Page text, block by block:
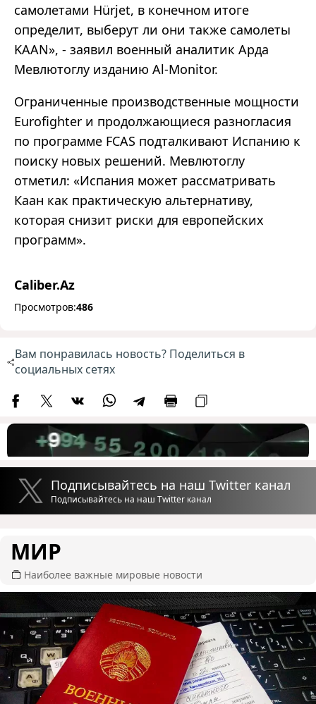
самолетами Hürjet, в конечном итоге
определит, выберут ли они также самолеты
KAAN», - заявил военный аналитик Арда
Мевлютоглу изданию Al-Monitor.
Ограниченные производственные мощности
Eurofighter и продолжающиеся разногласия
по программе FCAS подталкивают Испанию к
поиску новых решений. Мевлютоглу
отметил: «Испания может рассматривать
Каан как практическую альтернативу,
которая снизит риски для европейских
программ».
Caliber.Az
Просмотров:486
Вам понравилась новость? Поделиться в
социальных сетях
Подписывайтесь на наш Twitter канал
Подписывайтесь на наш Twitter канал
МИР
Наиболее важные мировые новости